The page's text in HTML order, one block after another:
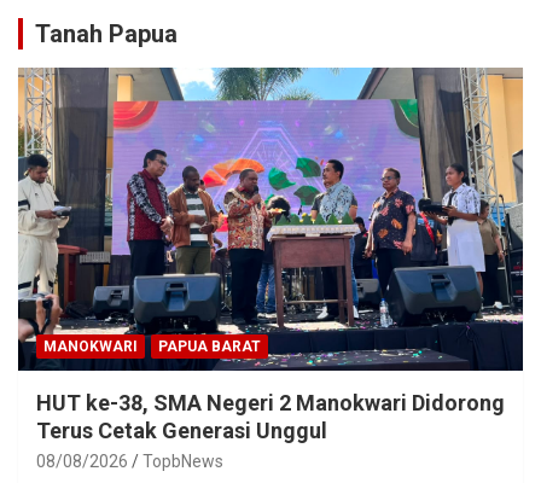
Tanah Papua
MANOKWARI PAPUA BARAT
HUT ke-38, SMA Negeri 2 Manokwari Didorong
Terus Cetak Generasi Unggul
08/08/2026 TopbNews